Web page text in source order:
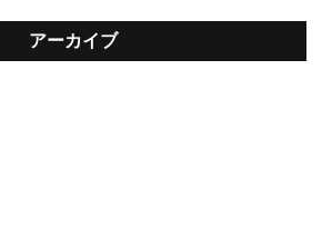
アーカイブ